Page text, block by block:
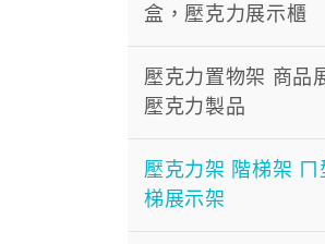
盒，壓克力展示櫃
壓克力置物架 商品
壓克力製品
壓克力架 階梯架 ㄇ
梯展示架